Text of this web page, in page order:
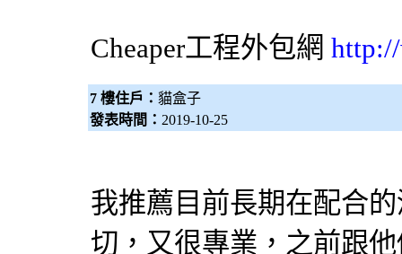
Cheaper工程外包網
7 樓住戶： 貓盒子
發表時間： 2019-10-25
我推薦目前長期在配合
切，又很專業，之前跟